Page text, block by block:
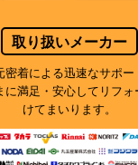
取り扱いメーカー
密着による迅速なサポ
に満足・安心してリフ
けてまいります。